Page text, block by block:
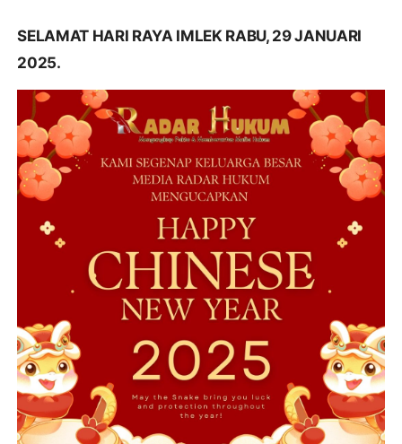
SELAMAT HARI RAYA IMLEK RABU, 29 JANUARI
2025.